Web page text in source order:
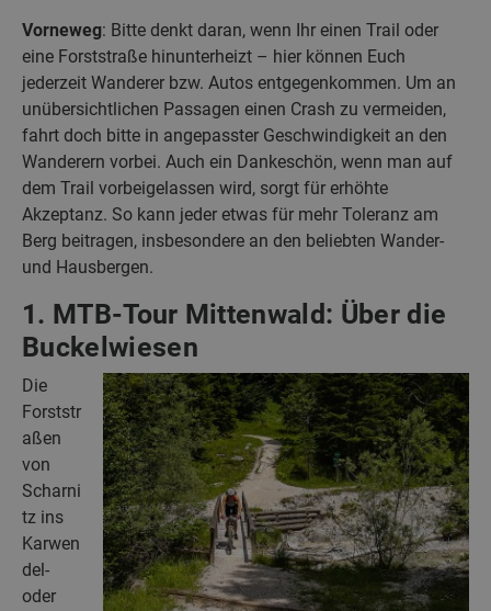
Vorneweg: Bitte denkt daran, wenn Ihr einen Trail oder
eine Forststraße hinunterheizt – hier können Euch
jederzeit Wanderer bzw. Autos entgegenkommen. Um an
unübersichtlichen Passagen einen Crash zu vermeiden,
fahrt doch bitte in angepasster Geschwindigkeit an den
Wanderern vorbei. Auch ein Dankeschön, wenn man auf
dem Trail vorbeigelassen wird, sorgt für erhöhte
Akzeptanz. So kann jeder etwas für mehr Toleranz am
Berg beitragen, insbesondere an den beliebten Wander-
und Hausbergen.
1. MTB-Tour Mittenwald: Über die
Buckelwiesen
Die
Forststr
aßen
von
Scharni
tz ins
Karwen
del-
oder